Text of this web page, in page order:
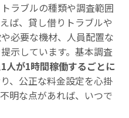
ラブルの種類や調査範囲
ば、貸し借りトラブルや
必要な機材、人員配置な
示しています。基本調査
人が1時間稼働するごとに
、公正な料金設定を心掛
明な点があれば、いつで